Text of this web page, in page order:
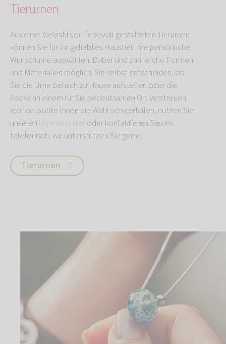
Tierurnen
Aus einer Vielzahl von liebevoll gestalteten Tierurnen
können Sie für Ihr geliebtes Haustier Ihre persönliche
Wunschurne auswählen. Dabei sind zahlreiche Formen
und Materialien möglich. Sie selbst entscheiden, ob
Sie die Urne bei sich zu Hause aufstellen oder die
Asche an einem für Sie bedeutsamen Ort verstreuen
wollen. Sollte Ihnen die Wahl schwerfallen, nutzen Sie
unseren Urnenberateroder kontaktieren Sie uns
telefonisch, wir unterstützen Sie gerne.
Tierurnen